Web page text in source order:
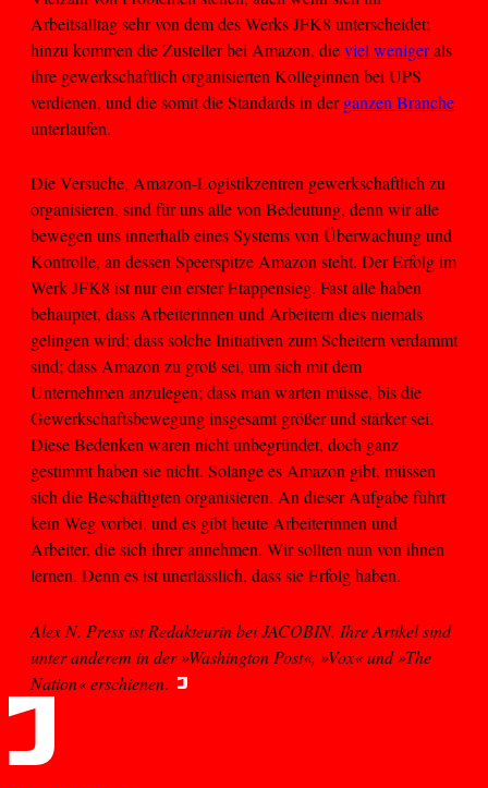
Arbeitsalltag sehr von dem des Werks JFK8 unterscheidet;
hinzu kommen die Zusteller bei Amazon, dieviel wenigerals
ihre gewerkschaftlich organisierten Kolleginnen bei UPS
verdienen, und die somit die Standards in derganzen Branche
unterlaufen.
Die Versuche, Amazon-Logistikzentren gewerkschaftlich zu
organisieren, sind für uns alle von Bedeutung, denn wir alle
bewegen uns innerhalb eines Systems von Überwachung und
Kontrolle, an dessen Speerspitze Amazon steht. Der Erfolg im
Werk JFK8 ist nur ein erster Etappensieg. Fast alle haben
behauptet, dass Arbeiterinnen und Arbeitern dies niemals
gelingen wird; dass solche Initiativen zum Scheitern verdammt
sind; dass Amazon zu groß sei, um sich mit dem
Unternehmen anzulegen; dass man warten müsse, bis die
Gewerkschaftsbewegung insgesamt größer und stärker sei.
Diese Bedenken waren nicht unbegründet, doch ganz
gestimmt haben sie nicht. Solange es Amazon gibt, müssen
sich die Beschäftigten organisieren. An dieser Aufgabe führt
kein Weg vorbei, und es gibt heute Arbeiterinnen und
Arbeiter, die sich ihrer annehmen. Wir sollten nun von ihnen
lernen. Denn es ist unerlässlich, dass sie Erfolg haben.
Alex N. Press ist Redakteurin bei JACOBIN. Ihre Artikel sind
unter anderem in der »Washington Post«, »Vox« und »The
Nation« erschienen.